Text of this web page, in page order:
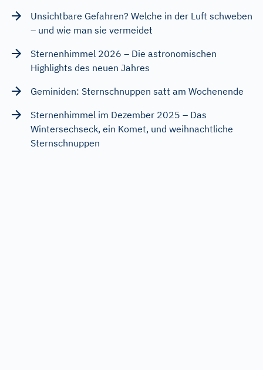
Unsichtbare Gefahren? Welche in der Luft schweben
– und wie man sie vermeidet
Sternenhimmel 2026 – Die astronomischen
Highlights des neuen Jahres
Geminiden: Sternschnuppen satt am Wochenende
Sternenhimmel im Dezember 2025 – Das
Wintersechseck, ein Komet, und weihnachtliche
Sternschnuppen